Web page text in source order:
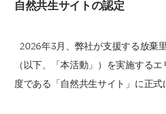
自然共生サイトの認定
2026年3月、弊社が支援する放棄
（以下、「本活動」）を実施するエ
度である「自然共生サイト」に正式